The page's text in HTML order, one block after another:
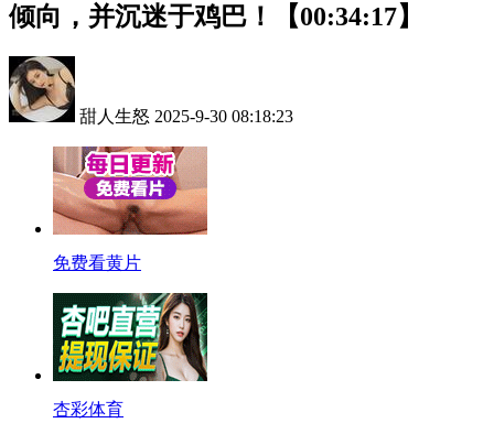
倾向，并沉迷于鸡巴！【00:34:17】
甜人生怒 2025-9-30 08:18:23
免费看黄片
杏彩体育